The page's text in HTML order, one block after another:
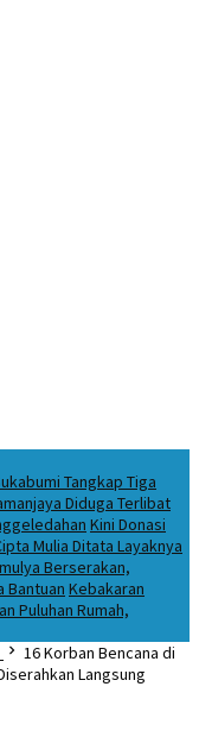
Tangkap Tiga
Diduga Terlibat
Kini Donasi
Mulia Ditata Layaknya
Berserakan,
Bantuan Kebakaran
Puluhan Rumah,
16 Korban Bencana di
Langsung